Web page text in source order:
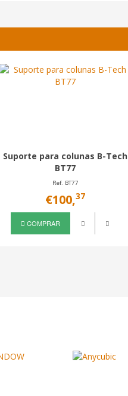
Suporte para colunas B-Tech
BT77
Ref. BT77
€100,37
COMPRAR